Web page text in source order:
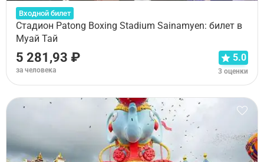
Входной билет
Стадион Patong Boxing Stadium Sainamyen: билет в
Муай Тай
5 281,93 ₽
за человека
5.0
3 оценки